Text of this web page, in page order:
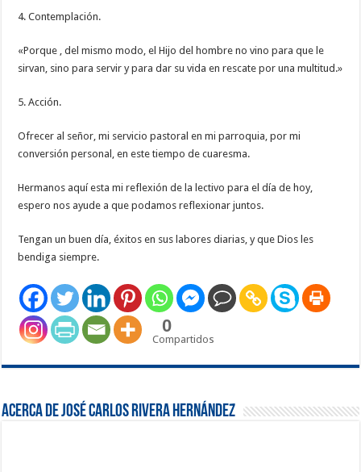
4. Contemplación.
«Porque , del mismo modo, el Hijo del hombre no vino para que le
sirvan, sino para servir y para dar su vida en rescate por una multitud.»
5. Acción.
Ofrecer al señor, mi servicio pastoral en mi parroquia, por mi
conversión personal, en este tiempo de cuaresma.
Hermanos aquí esta mi reflexión de la lectivo para el día de hoy,
espero nos ayude a que podamos reflexionar juntos.
Tengan un buen día, éxitos en sus labores diarias, y que Dios les
bendiga siempre.
0
Compartidos
Acerca de José Carlos Rivera Hernández